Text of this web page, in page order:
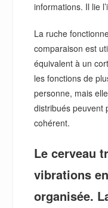
informations. Il lie
La ruche
comparaison est
équivalent à un
les fonctions de
personne, mais
distribués peuvent
cohérent.
Le cerveau
vibrations
organisée.